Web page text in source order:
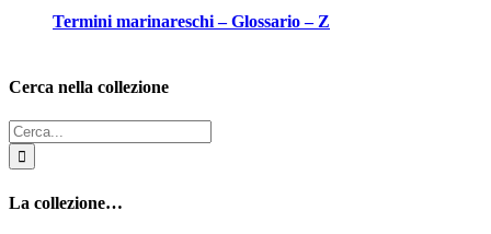
Termini marinareschi – Glossario – Z
Cerca nella collezione
Cerca
per:
La collezione…